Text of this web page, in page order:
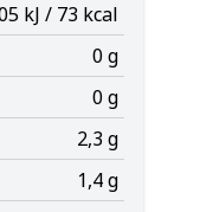
305 kJ / 73 kcal
0 g
0 g
2,3 g
1,4 g